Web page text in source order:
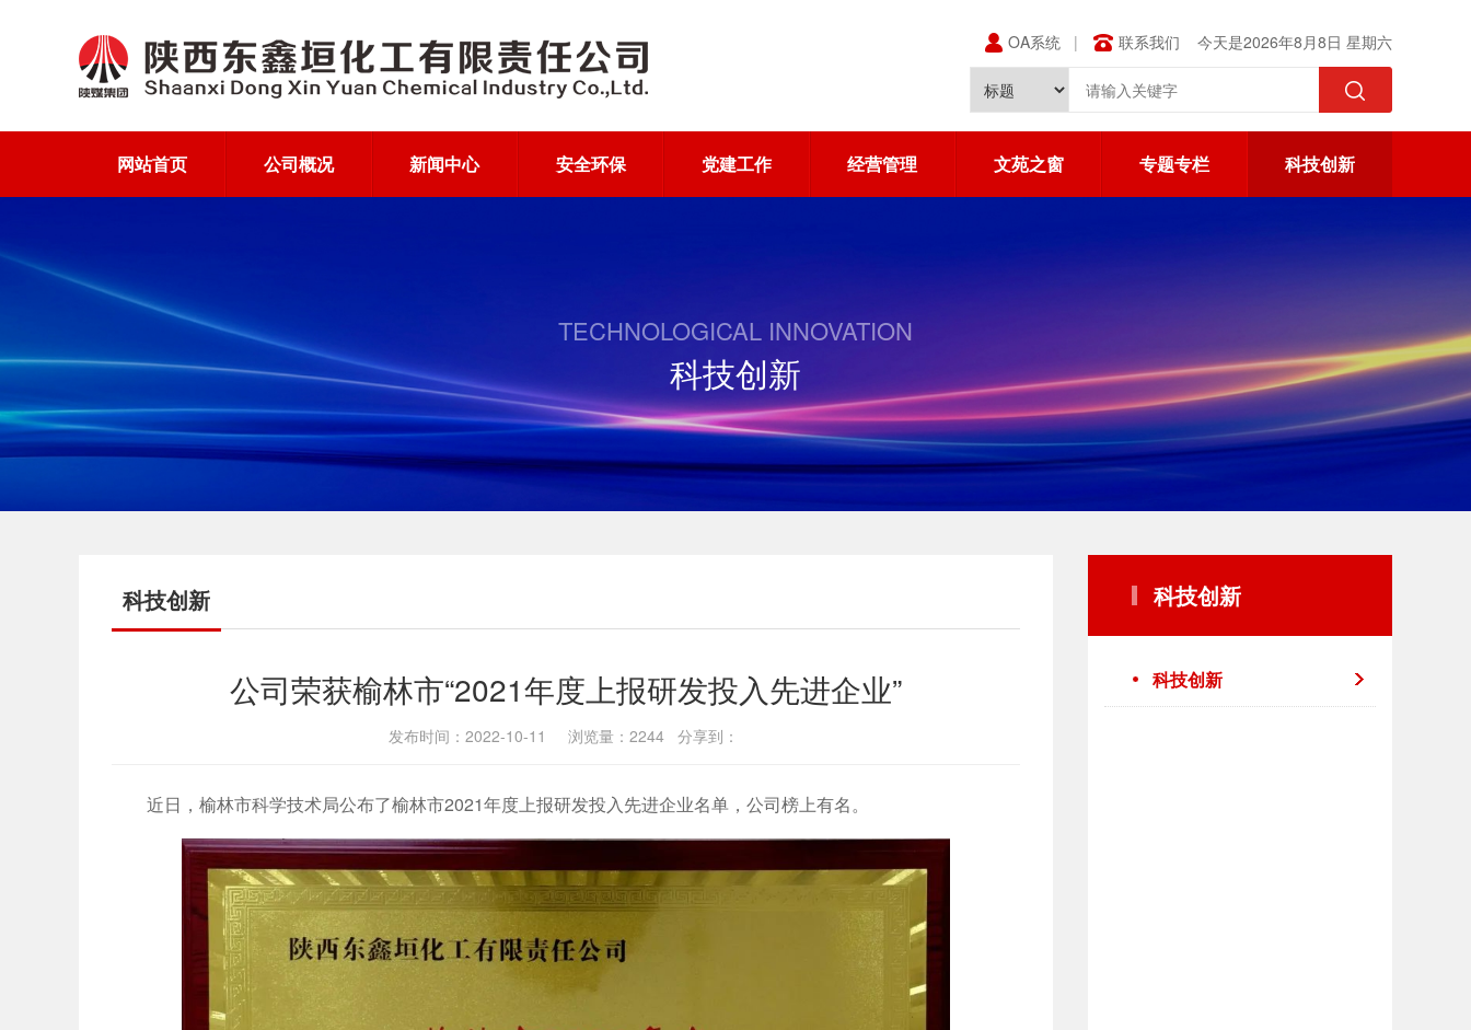
OA系统 联系我们 今天是2026年8月8日 星期六
网站首页 公司概况 新闻中心 安全环保 党建工作 经营管理 文苑之窗 专题专栏 科技创新
TECHNOLOGICAL INNOVATION
科技创新
科技创新
科技创新
科技创新
公司荣获榆林市“2021年度上报研发投入先进企业”
发布时间：2022-10-11 浏览量：2244 分享到：
近日，榆林市科学技术局公布了榆林市2021年度上报研发投入先进企业名单，公司榜上有名。